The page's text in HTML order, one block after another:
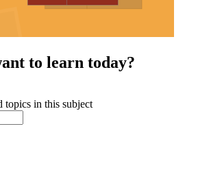
to learn today?
topics in this subject